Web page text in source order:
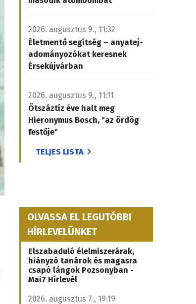
2026. augusztus 9., 11:32
Életmentő segítség – anyatej-
adományozókat keresnek
Érsekújvárban
2026. augusztus 9., 11:11
Ötszáztíz éve halt meg
Hieronymus Bosch, "az ördög
festője"
TELJES LISTA
OLVASSA EL LEGUTÓBBI
HÍRLEVELÜNKET
Elszabaduló élelmiszerárak,
hiányzó tanárok és magasra
csapó lángok Pozsonyban -
Mai7 Hírlevél
2026. augusztus 7., 19:19